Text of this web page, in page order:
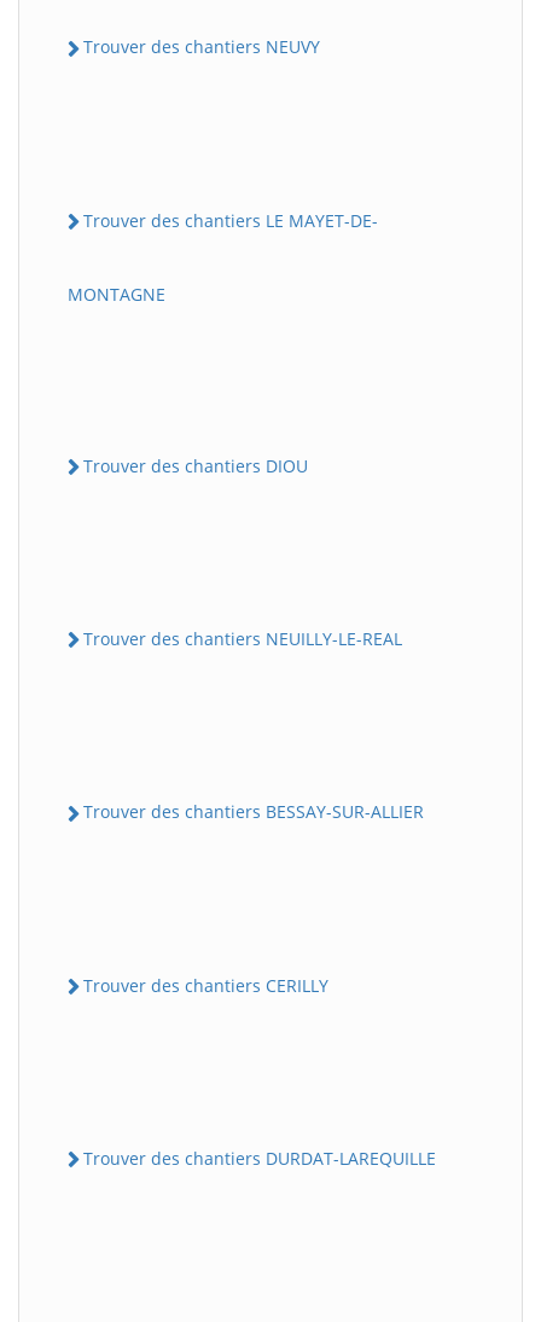
Trouver des chantiers NEUVY
Trouver des chantiers LE MAYET-DE-
MONTAGNE
Trouver des chantiers DIOU
Trouver des chantiers NEUILLY-LE-REAL
Trouver des chantiers BESSAY-SUR-ALLIER
Trouver des chantiers CERILLY
Trouver des chantiers DURDAT-LAREQUILLE